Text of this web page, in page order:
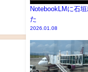
NotebookLMに石
た
2026.01.08